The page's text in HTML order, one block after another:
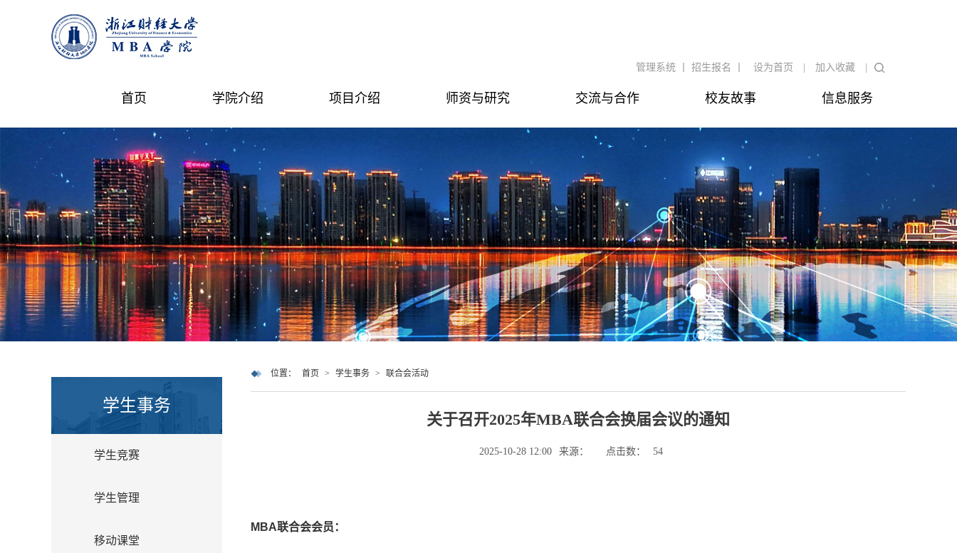
管理系统 丨 招生报名 丨 设为首页 加入收藏
首页 学院介绍 项目介绍 师资与研究 交流与合作 校友故事 信息服务
学生事务
学生竞赛
学生管理
移动课堂
位置： 首页 > 学生事务 > 联合会活动
关于召开2025年MBA联合会换届会议的通知
2025-10-28 12:00 来源： 点击数： 54
MBA联合会会员：